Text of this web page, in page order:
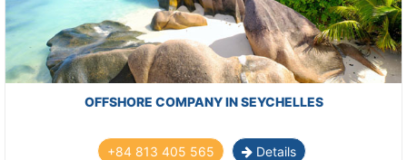
OFFSHORE COMPANY IN SEYCHELLES
+84 813 405 565 Details